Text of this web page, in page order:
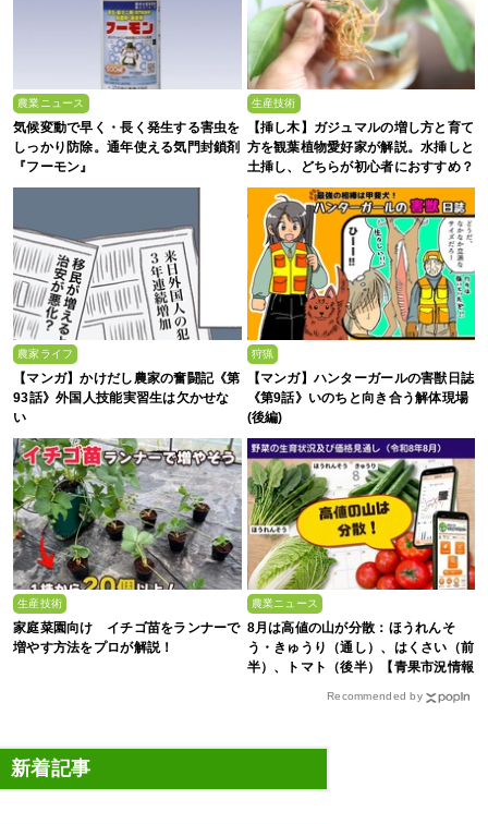
農業ニュース
気候変動で早く・長く発生する害虫を
しっかり防除。通年使える気門封鎖剤
『フーモン』
生産技術
【挿し木】ガジュマルの増し方と育て
方を観葉植物愛好家が解説。水挿しと
土挿し、どちらが初心者におすすめ？
農家ライフ
【マンガ】かけだし農家の奮闘記《第
93話》外国人技能実習生は欠かせな
い
狩猟
【マンガ】ハンターガールの害獣日誌
《第9話》いのちと向き合う解体現場
(後編)
生産技術
家庭菜園向け イチゴ苗をランナーで
増やす方法をプロが解説！
農業ニュース
8月は高値の山が分散：ほうれんそ
う・きゅうり（通し）、はくさい（前
半）、トマト（後半）【青果市況情報
Recommended by
新着記事